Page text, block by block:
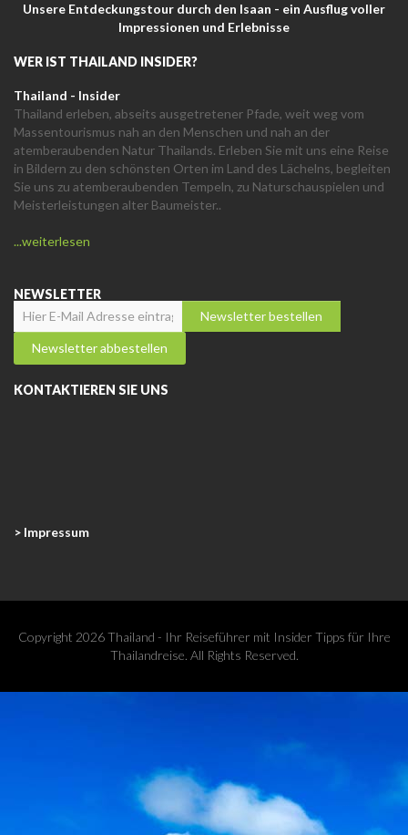
Unsere Entdeckungstour durch den Isaan - ein Ausflug voller
Impressionen und Erlebnisse
WER IST THAILAND INSIDER?
Thailand - Insider
Thailand erleben, abseits ausgetretener Pfade, weit weg vom
Massentourismus nah an den Menschen und nah an der
atemberaubenden Natur Thailands. Erleben Sie mit uns eine Reise
in Bildern zu den schönsten Orten im Land des Lächelns, begleiten
Sie uns zu atemberaubenden Tempeln, zu Naturschauspielen und
Meisterleistungen alter Baumeister..
...weiterlesen
NEWSLETTER
KONTAKTIEREN SIE UNS
> Impressum
Copyright 2026 Thailand - Ihr Reiseführer mit Insider Tipps für Ihre
Thailandreise. All Rights Reserved.